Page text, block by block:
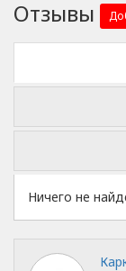
Отзывы
Ничего не